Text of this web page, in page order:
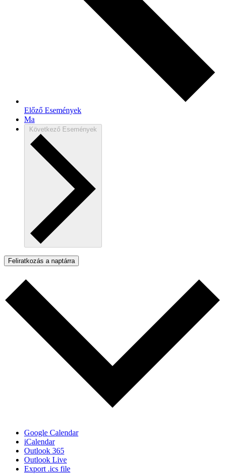
Előző Események
Ma
Következő Események
Feliratkozás a naptárra
Google Calendar
iCalendar
Outlook 365
Outlook Live
Export .ics file